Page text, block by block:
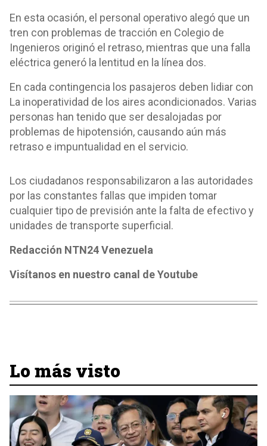
En esta ocasión, el personal operativo alegó que un
tren con problemas de tracción en Colegio de
Ingenieros originó el retraso, mientras que una falla
eléctrica generó la lentitud en la línea dos.
En cada contingencia los pasajeros deben lidiar con
La inoperatividad de los aires acondicionados. Varias
personas han tenido que ser desalojadas por
problemas de hipotensión, causando aún más
retraso e impuntualidad en el servicio.
Los ciudadanos responsabilizaron a las autoridades
por las constantes fallas que impiden tomar
cualquier tipo de previsión ante la falta de efectivo y
unidades de transporte superficial.
Redacción NTN24 Venezuela
Visítanos en nuestro canal de Youtube
Lo más visto